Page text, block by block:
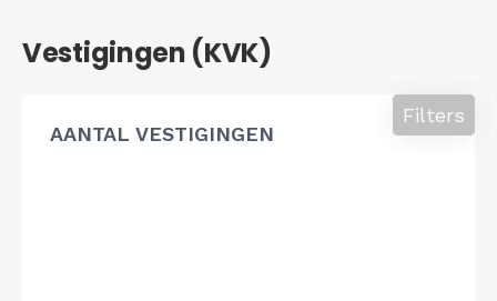
Vestigingen (KVK)
AANTAL VESTIGINGEN
Filters